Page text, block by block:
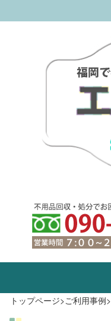
トップページ>ご利用事例>